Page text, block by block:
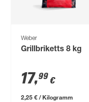
Weber
Grillbriketts 8 kg
17,99 €
2,25 € / Kilogramm